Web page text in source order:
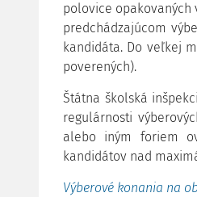
polovice
predchádzajúcom
kandidáta. Do veľkej
poverených).
Štátna školská
regulárnosti
alebo iným foriem
kandidátov nad
Výberové konania na